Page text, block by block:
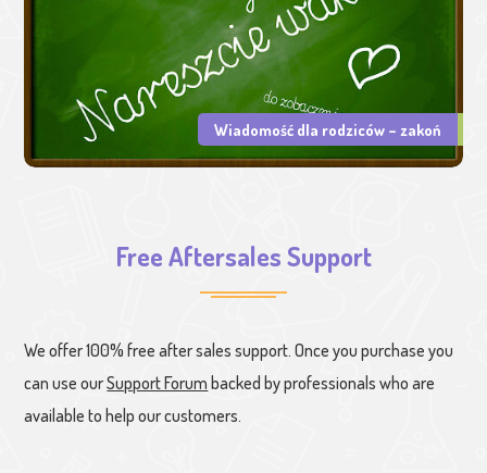
Wiadomość dla rodziców – zakoń
Free Aftersales Support
We offer 100% free after sales support. Once you purchase you
can use ourSupport Forum backed by professionals who are
available to help our customers.